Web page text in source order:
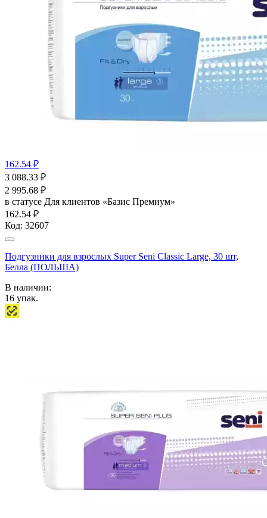
162.54 ₽
3 088.33 ₽
2 995.68 ₽
в статусе Для клиентов «Базис Премиум»
162.54 ₽
Код: 32607
Подгузники для взрослых Super Seni Classic Large, 30 шт,
Белла (ПОЛЬША)
В наличии:
16 упак.